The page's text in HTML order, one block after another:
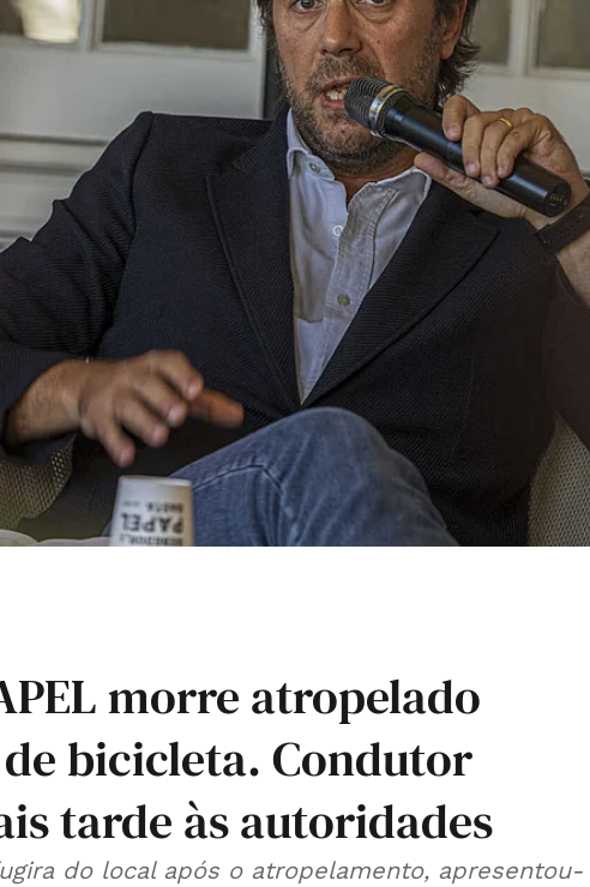
morre atropelado
bicicleta. Condutor
tarde às autoridades
do local após o atropelamento, apresentou-